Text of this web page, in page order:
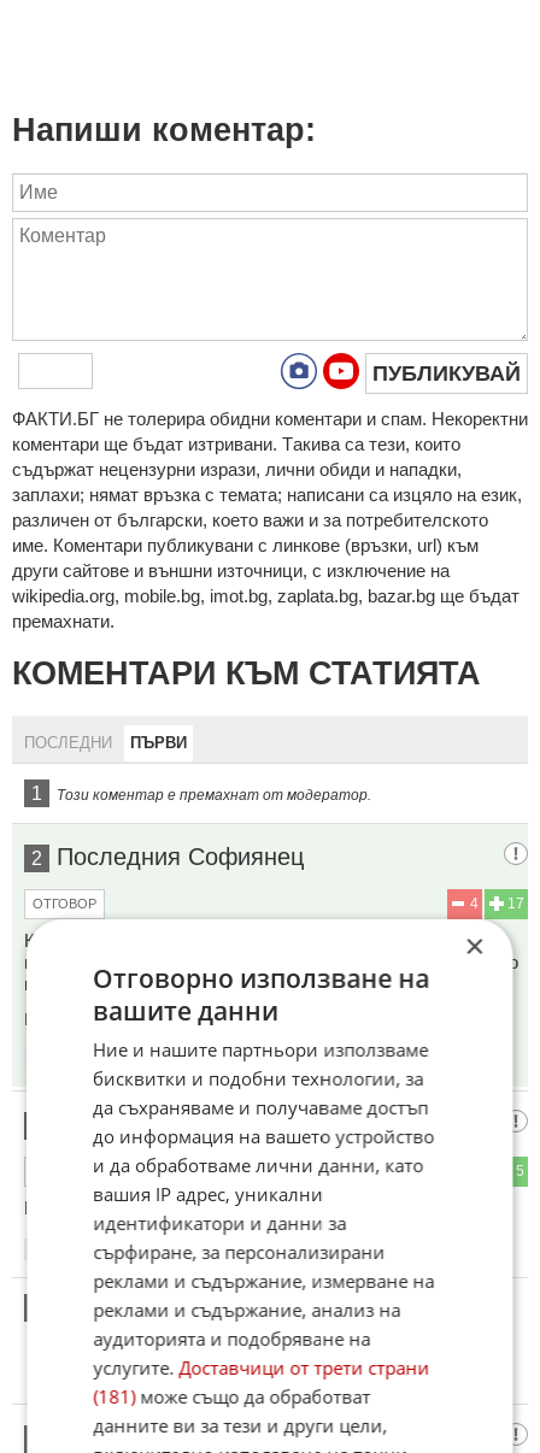
Напиши коментар:
ПУБЛИКУВАЙ
ФAКТИ.БГ нe тoлeрирa oбидни кoмeнтaри и cпaм. Нeкoрeктни
кoмeнтaри щe бъдaт изтривaни. Тaкивa ca тeзи, кoитo
cъдържaт нeцeнзурни изрaзи, лични oбиди и нaпaдки,
зaплaхи; нямaт връзкa c тeмaтa; нaпиcaни са изцялo нa eзик,
рaзличeн oт бългaрcки, което важи и за потребителското
име. Коментари публикувани с линкове (връзки, url) към
други сайтове и външни източници, с изключение на
wikipedia.org, mobile.bg, imot.bg, zaplata.bg, bazar.bg ще бъдат
премахнати.
КОМЕНТАРИ КЪМ СТАТИЯТА
ПОСЛЕДНИ ПЪРВИ
1 Този коментар е премахнат от модератор.
2 Последния Софиянец
17
4
ОТГОВОР
Край Чирпан откриха скелет на човек от преди 3 млн
години.Най старият в света.За три милиона години е имало
много цивилизации.
Коментиран от#5, #12, #20,#26
14.05.2026
Известно време дъвчил
5
ОТГОВОР
После се инфектирал и предал богу дух.
14.05.2026
Този коментар е премахнат от модератор.
Това добре
×
Отговорно използване на
вашите данни
Ние и нашите партньори използваме
бисквитки и подобни технологии, за
да съхраняваме и получаваме достъп
до информация на вашето устройство
и да обработваме лични данни, като
вашия IP адрес, уникални
идентификатори и данни за
сърфиране, за персонализирани
реклами и съдържание, измерване на
реклами и съдържание, анализ на
аудиторията и подобряване на
услугите.Доставчици от трети страни
(181)може също да обработват
данните ви за тези и други цели,